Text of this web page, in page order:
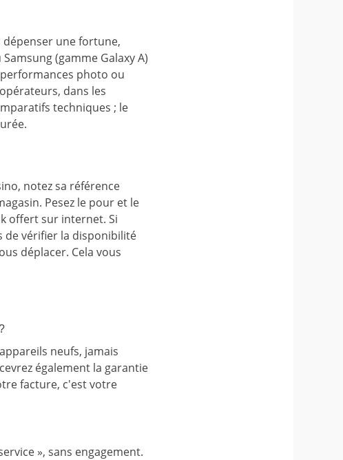
une fortune,
(gamme Galaxy A)
photo ou
dans les
techniques ; le
notez sa référence
Pesez le pour et le
offert sur internet. Si
de vérifier la disponibilité
déplacer. Cela vous
neufs, jamais
également la garantie
facture, c'est votre
», sans engagement.